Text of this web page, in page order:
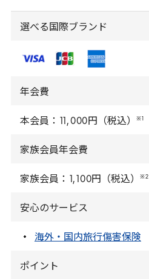
選べる国際ブランド
年会費
本会員： 11,000円（税込）※
家族会員年会費
家族会員： 1, 100円（税込）※2
安心のサービス
海外・国内旅行傷害保険
ポイント